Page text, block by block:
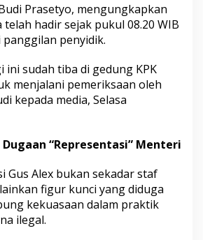
K
u
t
H
a
j
l
d
a
k
!
Prasetyo, mengungkapkan
hadir sejak pukul 08.20 WIB
penyidik.
ini sudah tiba di gedung KPK
menjalani pemeriksaan oleh
kepada media, Selasa
Dugaan “Representasi” Menteri
Gus Alex bukan sekadar staf
figur kunci yang diduga
kekuasaan dalam praktik
ilegal.